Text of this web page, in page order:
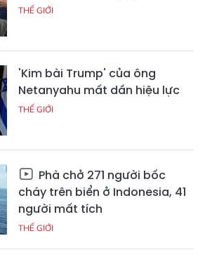
THẾ GIỚI
'Kim bài Trump' của ông
Netanyahu mất dần hiệu lực
THẾ GIỚI
Phà chở 271 người bốc
cháy trên biển ở Indonesia, 41
người mất tích
THẾ GIỚI